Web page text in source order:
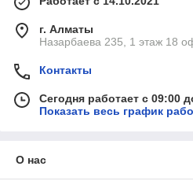
г. Алматы
Назарбаева 235, 1 этаж 18
Контакты
Сегодня работает с 09:00
Показать весь график
О нас